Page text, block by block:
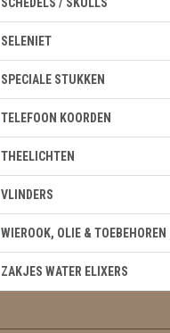
SELENIET
SPECIALE STUKKEN
TELEFOON KOORDEN
THEELICHTEN
VLINDERS
WIEROOK, OLIE & TOEBEHOREN
ZAKJES WATER ELIXERS